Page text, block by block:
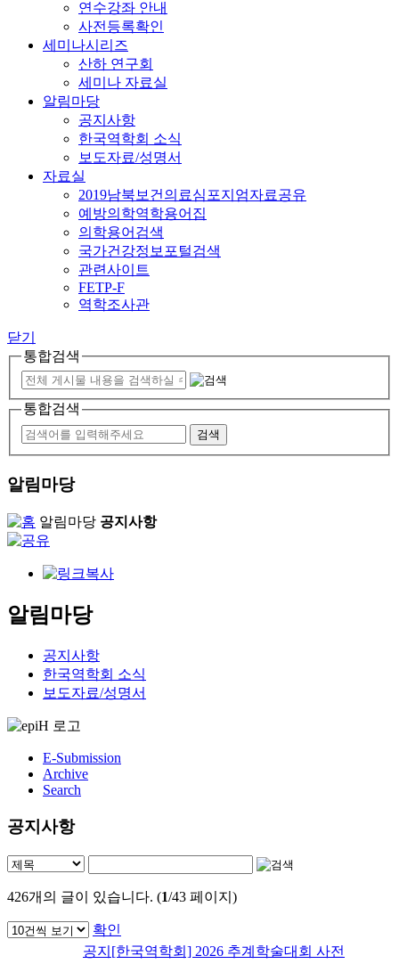
연수강좌 안내
사전등록확인
세미나시리즈
산하 연구회
세미나 자료실
알림마당
공지사항
한국역학회 소식
보도자료/성명서
자료실
2019남북보건의료심포지엄자료공유
예방의학역학용어집
의학용어검색
국가건강정보포털검색
관련사이트
FETP-F
역학조사관
닫기
통합검색
통합검색
알림마당
알림마당 공지사항
알림마당
공지사항
한국역학회 소식
보도자료/성명서
E-Submission
Archive
Search
공지사항
426개의 글이 있습니다. (1/43 페이지)
확인
공지 [한국역학회] 2026 추계학술대회 사전